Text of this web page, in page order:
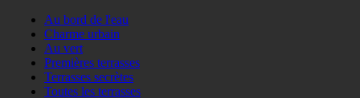
Au bord de l'eau
Charme urbain
Au vert
Premières terrasses
Terrasses secrètes
Toutes les terrasses